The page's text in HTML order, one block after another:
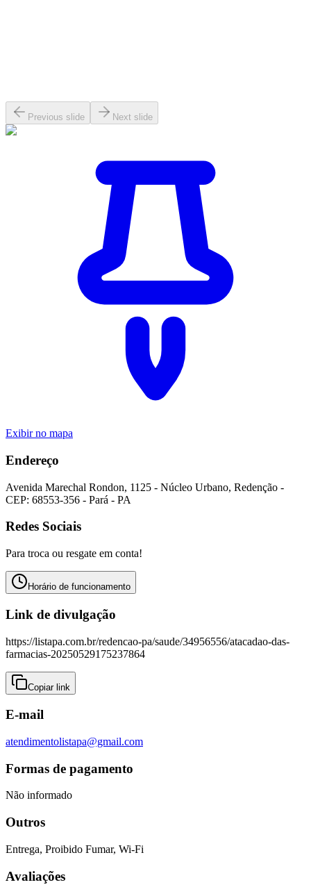
Previous slide Next slide
Exibir no mapa
Endereço
Avenida Marechal Rondon, 1125 - Núcleo Urbano, Redenção -
CEP: 68553-356 - Pará - PA
Redes Sociais
Para troca ou resgate em conta!
Horário de funcionamento
Link de divulgação
https://listapa.com.br/redencao-pa/saude/34956556/atacadao-das-
farmacias-20250529175237864
Copiar link
E-mail
atendimentolistapa@gmail.com
Formas de pagamento
Não informado
Outros
Entrega, Proibido Fumar, Wi-Fi
Avaliações